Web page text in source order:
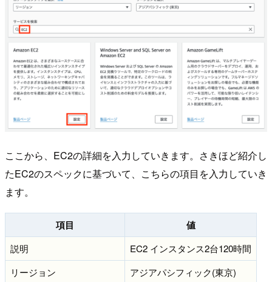
ここから、EC2の詳細を入力していきます。さきほど紹介し
たEC2のスペックに基づいて、こちらの項目を入力していき
ます。
項目 値
説明
EC2 インスタンス2台120時間
リージョン
アジアパシフィック(東京)